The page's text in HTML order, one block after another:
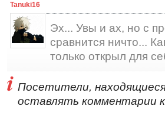
Tanuki16
Эх... Увы и ах, но с
сравнится ничто...
только открыл для
Посетители,
оставлять комментарии